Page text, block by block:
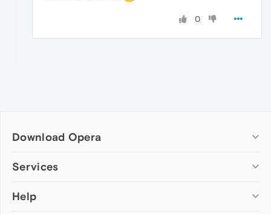
0
Download Opera
Computer browsers
Opera for Mac
Services
Add-ons
Help